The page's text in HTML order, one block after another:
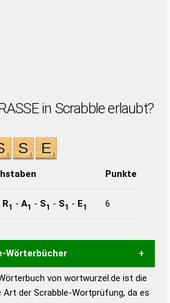
in Scrabble erlaubt?
Punkte
R1 - A1 - S1 - S1 - E1 6
Wörterbücher
Hilfe eines semantischen
von wortwurzel.de ist die
Art der Scrabble-Wortprüfung, da es